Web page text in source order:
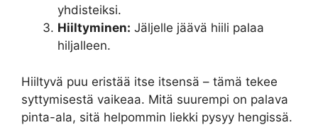
yhdisteiksi.
Hiiltyminen: Jäljelle jäävä hiili palaa
hiljalleen.
Hiiltyvä puu eristää itse itsensä – tämä tekee
syttymisestä vaikeaa. Mitä suurempi on palava
pinta-ala, sitä helpommin liekki pysyy hengissä.